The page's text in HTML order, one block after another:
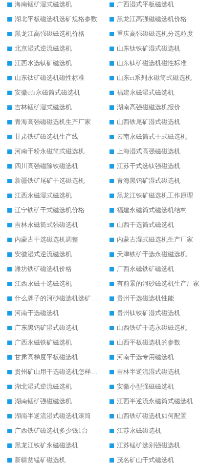
海南锰矿湿式磁选机
广西湿式平板磁选机
湖北平板磁选机选矿规格参数
黑龙江高强磁磁选机价格
黑龙江高强磁磁选机价格
重庆高强磁磁选机分选粒度
北京湿式逆流磁选机
山东钛铁矿湿式磁选机
江西水选钛矿磁选机
山东钛矿磁选机磁性标准
山东钛矿磁选机磁性标准
山东ct系列永磁筒式磁选机
安徽ctb永磁筒式磁选机
福建永磁湿式磁选机
吉林锰矿湿式磁选机
湖南高强磁磁选机报价
青海高强磁磁选机生产厂家
山西铁尾矿湿式磁选机
甘肃铁矿磁选机生产线
云南永磁筒式干式磁选机
河南干粉永磁筒式磁选机
上海湿式高强磁磁选机
四川高强磁除铁磁选机
江苏干式选钛强磁选机
新疆铁矿尾矿干选磁选机
青海黑钨矿湿式磁选机
江西永磁湿式磁选机
黑龙江铁矿磁选机工作原理
辽宁铁矿干式磁选机价格
福建永磁筒式磁选机结构
吉林永磁筒式强磁选机
山西干选筒式磁选机
内蒙古干选磁选机调整
内蒙古湿式磁选机生产厂家
安徽湿式逆流磁选机
天津铁矿干选永磁磁选机
潍坊铁矿磁选机价格
广西永磁铁矿磁选机
江西永磁干选磁选机
有前景的河砂磁选机生产厂家
什么牌子的河砂磁选机选矿效果好
贵州干选磁选机性能
河南干选磁选机
贵州钛铁矿湿式磁选机
广东黑钨矿湿式磁选机
山西铁矿干选永磁磁选机
广西永磁铁矿磁选机
山西平板磁选机的参数
甘肃高梯度平板磁选机
河南干选专用磁选机
贵州矿山用干选磁选机怎样调磁
吉林半逆流湿式磁选机
湖北湿式逆流磁选机
安徽小型强磁磁选机
湖南锰矿强磁磁选机
江西半逆流永磁筒式磁选机
湖南半逆流湿式磁选机滚筒
山西铁矿磁选机如何配置
广西铁矿磁选机多少钱1台
江苏永磁磁选机
黑龙江铁矿永磁磁选机
江苏锰矿选别强磁选机
新疆贫锰矿磁选机
茂名矿山干式磁选机